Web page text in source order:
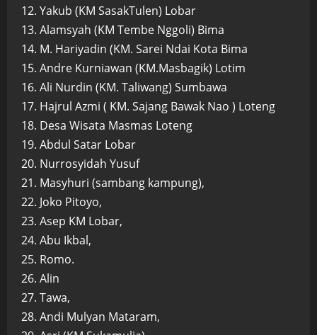
12. Yakub (KM SasakTulen) Lobar
13. Alamsyah (KM Tembe Nggoli) Bima
14. M. Hariyadin (KM. Sarei Ndai Kota Bima
15. Andre Kurniawan (KM.Masbagik) Lotim
16. Ali Nurdin (KM. Taliwang) Sumbawa
17. Hajrul Azmi ( KM. Sajang Bawak Nao ) Loteng
18. Desa Wisata Masmas Loteng
19. Abdul Satar Lobar
20. Nurrosyidah Yusuf
21. Masyhuri (sambang kampung),
22. Joko Pitoyo,
23. Asep KM Lobar,
24. Abu Ikbal,
25. Romo.
26. Alin
27. Tawa,
28. Andi Mulyan Mataram,